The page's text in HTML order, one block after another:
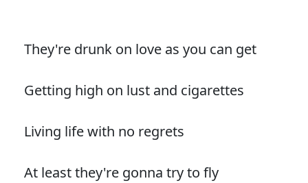
They're drunk on love as you can get
Getting high on lust and cigarettes
Living life with no regrets
At least they're gonna try to fly